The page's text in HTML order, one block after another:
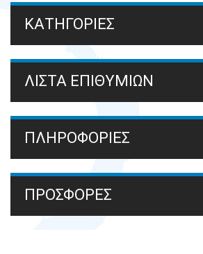
ΚΑΤΗΓΟΡΊΕΣ
ΛΊΣΤΑ ΕΠΙΘΥΜΙΏΝ
ΠΛΗΡΟΦΟΡΙΕΣ
ΠΡΟΣΦΟΡΈΣ